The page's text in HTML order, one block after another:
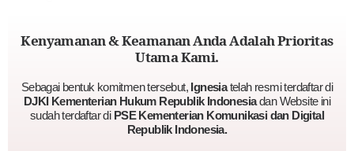
Kenyamanan & Keamanan Anda Adalah Prioritas
Utama Kami.
Sebagai bentuk komitmen tersebut, Ignesiatelah resmi terdaftar di
DJKI Kementerian Hukum Republik Indonesiadan Website ini
sudah terdaftar di PSE Kementerian Komunikasi dan Digital
Republik Indonesia.